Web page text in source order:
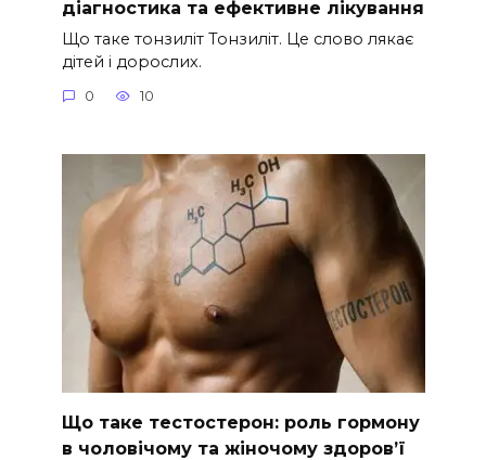
діагностика та ефективне лікування
Що таке тонзиліт Тонзиліт. Це слово лякає
дітей і дорослих.
0 10
Що таке тестостерон: роль гормону
в чоловічому та жіночому здоров’ї